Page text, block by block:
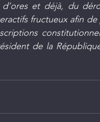
et déjà, du
fructueux afin
de la